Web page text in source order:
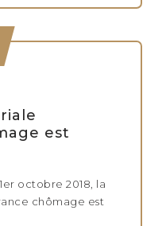
est
octobre 2018, la
chômage est